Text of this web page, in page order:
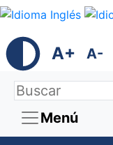
A+ A-
Menú